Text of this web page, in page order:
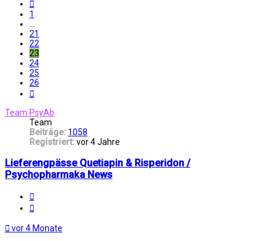
1
21
22
23
24
25
26
Team PsyAb
Team
Beiträge: 1058
Registriert: vor 4 Jahre
Lieferengpässe Quetiapin & Risperidon /
Psychopharmaka News
vor 4 Monate